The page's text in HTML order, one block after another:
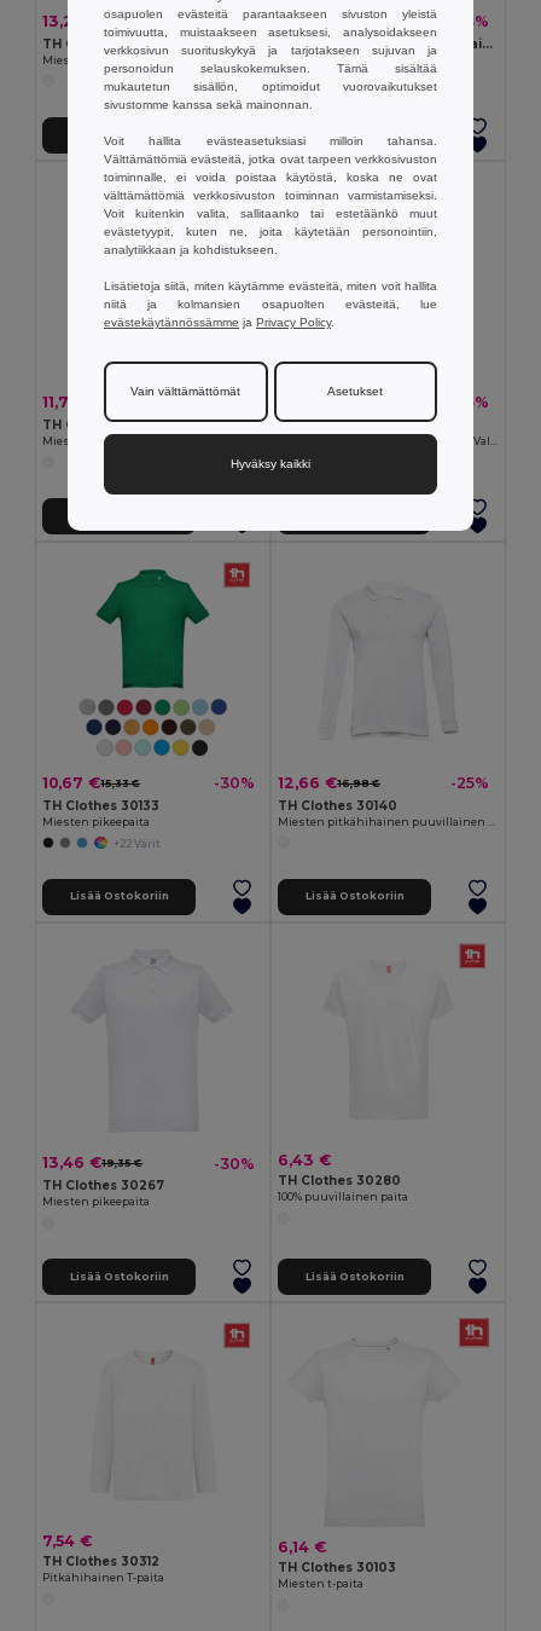
13,23 € 17,03 € -22%
TH Clothes 30209
Miesten pikeepaita
Lisää Ostokoriin
10,01 € 15,04 € -33%
Miesten kaksivärinen puuvillainen poolopaita. Valkoinen väri
Egotier 30136
Lisää Ostokoriin
11,78 €
TH Clothes 30291
Miesten tekninen poolopaita
10,15 € -25%
TH Clothes 30175
10,67 €15,33 € -30%
TH Clothes 30133
Miesten pikeepaita
+22 Värit
Lisää Ostokoriin
12,66 €16,98 € -25%
TH Clothes 30140
Lisää Ostokoriin
13,46 €19,35 € -30%
TH Clothes 30267
Miesten pikeepaita
Lisää Ostokoriin
6,43 €
TH Clothes 30280
100% puuvillainen paita
Lisää Ostokoriin
7,54 €
TH Clothes 30312
Pitkähihainen T-paita
6,14 €
TH Clothes 30103
Miesten t-paita
osapuolen evästeitä parantaakseen sivuston yleistä
toimivuutta, muistaakseen asetuksesi, analysoidakseen
verkkosivun suorituskykyä ja tarjotakseen sujuvan ja
personoidun selauskokemuksen. Tämä sisältää
mukautetun sisällön, optimoidut vuorovaikutukset
sivustomme kanssa sekä mainonnan.
Voit hallita evästeasetuksiasi milloin tahansa.
Välttämättömiä evästeitä, jotka ovat tarpeen verkkosivuston
toiminnalle, ei voida poistaa käytöstä, koska ne ovat
välttämättömiä verkkosivuston toiminnan varmistamiseksi.
Voit kuitenkin valita, sallitaanko tai estetäänkö muut
evästetyypit, kuten ne, joita käytetään personointiin,
analytiikkaan ja kohdistukseen.
Lisätietoja siitä, miten käytämme evästeitä, miten voit hallita
niitä ja kolmansien osapuolten evästeitä, lue
evästekäytännössämme ja Privacy Policy.
Vain välttämättömät Asetukset
Hyväksy kaikki